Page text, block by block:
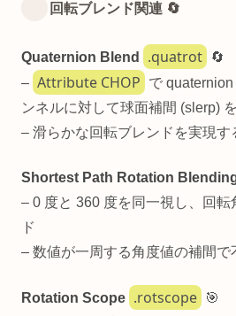
回転ブレンド関連 🔄
Quaternion Blend .quatrot
🔄
– Attribute CHOP
で
ンネルに対して球面補間 (slerp)
– 滑らかな回転ブレンドを実現す
Shortest Path Rotation
– 0 度と 360 度を同一視し、回
ド
– 数値が一周する角度値の補間で
Rotation Scope .rotscope
🎯